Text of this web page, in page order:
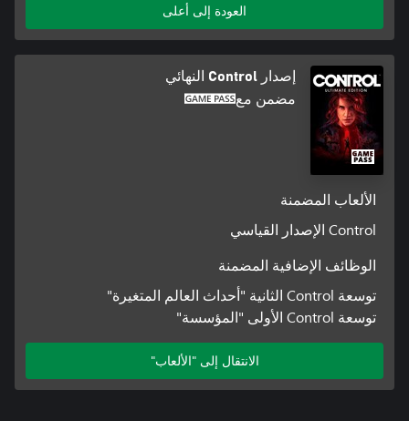
العودة إلى أعلى
إصدار Control النهائي
مضمن مع
الألعاب المضمنة
Control الإصدار القياسي
الوظائف الإضافية المضمنة
توسعة Control الثانية "أحداث العالم المتغيرة"
توسعة Control الأولى "المؤسسة"
الانتقال إلى "الألعاب"